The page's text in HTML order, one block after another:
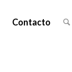
Contacto